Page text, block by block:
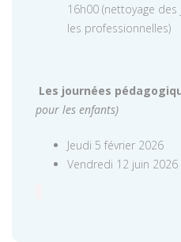
16h00 (nettoyage
les professionnelles)
Les journées
pour les enfants)
Jeudi 5 février 2026
Vendredi 12 juin 2026